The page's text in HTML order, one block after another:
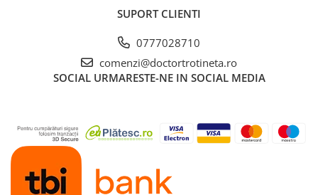
SUPORT CLIENTI
0777028710
comenzi@doctortrotineta.ro
SOCIAL URMARESTE-NE IN SOCIAL MEDIA